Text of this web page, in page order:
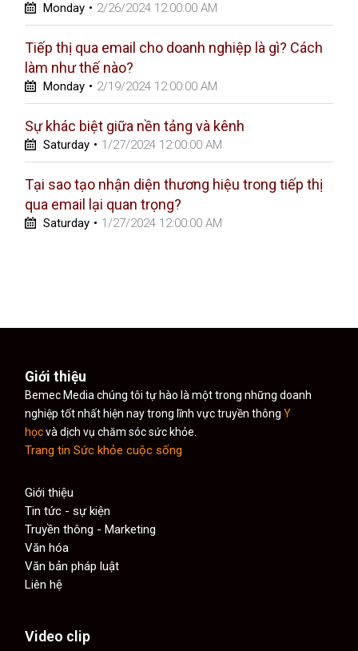
Monday • 2/26/2024 12:00:00 AM
Tiếp thị qua email cho doanh nghiệp là gì? Cách
làm như thế nào?
Monday • 2/19/2024 12:00:00 AM
Sự khác biệt giữa nền tảng và kênh
Saturday • 1/27/2024 12:00:00 AM
Tại sao tạo nhận diện thương hiệu trong tiếp thị
qua email lại quan trọng?
Saturday • 1/27/2024 12:00:00 AM
Giới thiệu
Bemec Media chúng tôi tự hào là một trong những doanh
nghiệp tốt nhất hiện nay trong lĩnh vực truyền thôngY
họcvà dịch vụ chăm sóc sức khỏe.
Trang tin Sức khỏe cuộc sống
Giới thiệu
Tin tức - sự kiện
Truyền thông - Marketing
Văn hóa
Văn bản pháp luật
Liên hệ
Video clip